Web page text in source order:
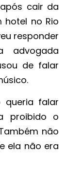
cair da
no Rio
responder
advogada
de falar
queria falar
proibido o
não
ela não era